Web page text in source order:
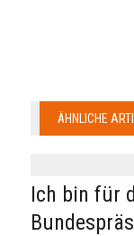
ÄHNLICHE
Ich bin für